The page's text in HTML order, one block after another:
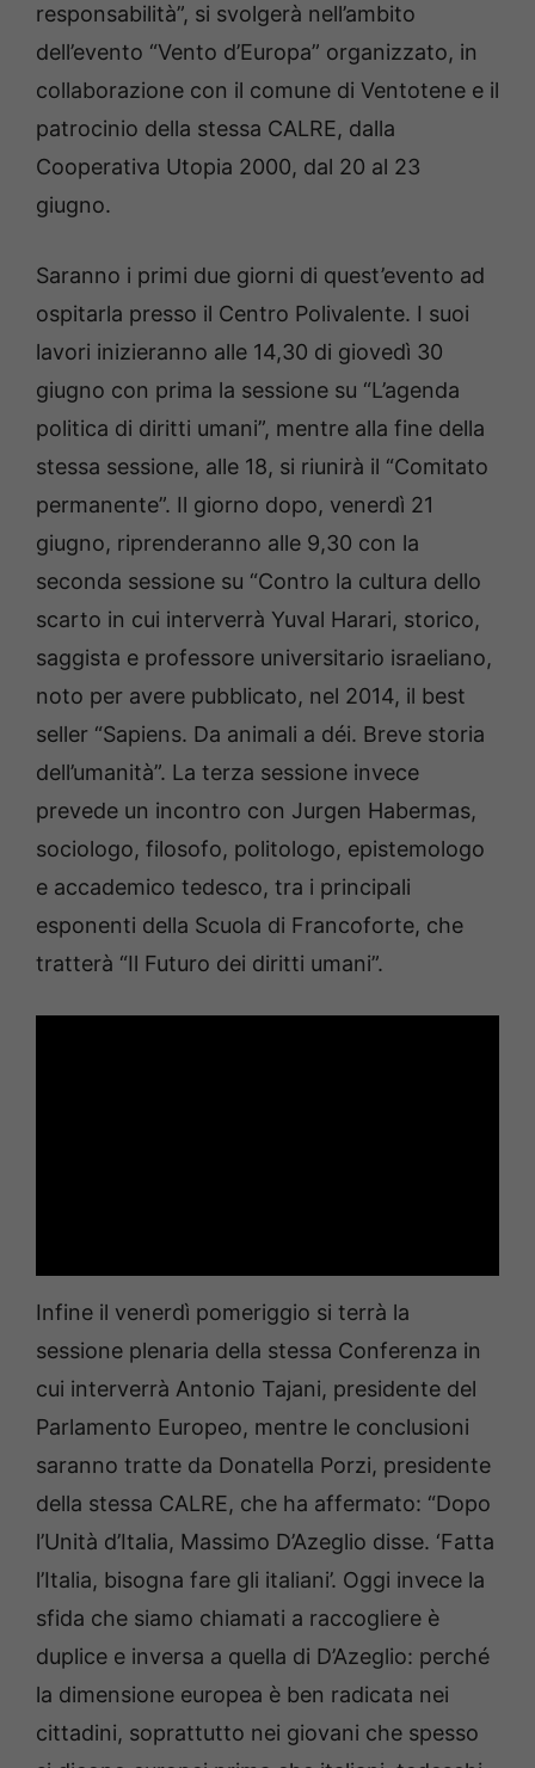
responsabilità”, si svolgerà nell’ambito
dell’evento “Vento d’Europa” organizzato, in
collaborazione con il comune di Ventotene e il
patrocinio della stessa CALRE, dalla
Cooperativa Utopia 2000, dal 20 al 23
giugno.
Saranno i primi due giorni di quest’evento ad
ospitarla presso il Centro Polivalente. I suoi
lavori inizieranno alle 14,30 di giovedì 30
giugno con prima la sessione su “L’agenda
politica di diritti umani”, mentre alla fine della
stessa sessione, alle 18, si riunirà il “Comitato
permanente”. Il giorno dopo, venerdì 21
giugno, riprenderanno alle 9,30 con la
seconda sessione su “Contro la cultura dello
scarto in cui interverrà Yuval Harari, storico,
saggista e professore universitario israeliano,
noto per avere pubblicato, nel 2014, il best
seller “Sapiens. Da animali a déi. Breve storia
dell’umanità”. La terza sessione invece
prevede un incontro con Jurgen Habermas,
sociologo, filosofo, politologo, epistemologo
e accademico tedesco, tra i principali
esponenti della Scuola di Francoforte, che
tratterà “Il Futuro dei diritti umani”.
Infine il venerdì pomeriggio si terrà la
sessione plenaria della stessa Conferenza in
cui interverrà Antonio Tajani, presidente del
Parlamento Europeo, mentre le conclusioni
saranno tratte da Donatella Porzi, presidente
della stessa CALRE, che ha affermato: “Dopo
l’Unità d’Italia, Massimo D’Azeglio disse. ‘Fatta
l’Italia, bisogna fare gli italiani’. Oggi invece la
sfida che siamo chiamati a raccogliere è
duplice e inversa a quella di D’Azeglio: perché
la dimensione europea è ben radicata nei
cittadini, soprattutto nei giovani che spesso